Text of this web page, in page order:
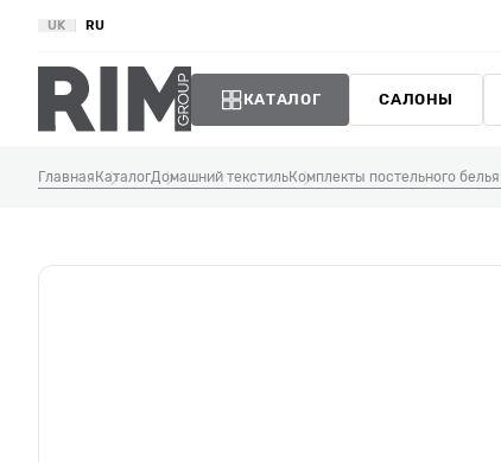
UK RU
КАТАЛОГ САЛОНЫ
Главная КаталогДомашний текстильКомплекты постельного белья